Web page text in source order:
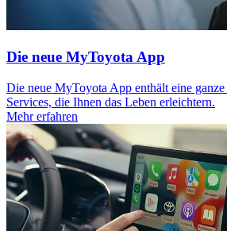
Die neue MyToyota App
Die neue MyToyota App enthält eine
Services, die Ihnen das Leben erleichtern.
Mehr erfahren